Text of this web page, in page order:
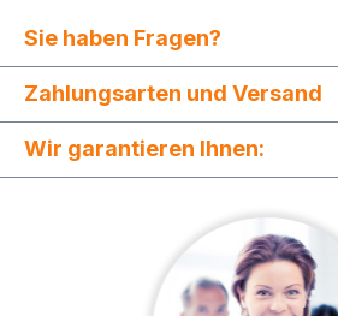
Sie haben Fragen?
Zahlungsarten und Versand
Wir garantieren Ihnen: